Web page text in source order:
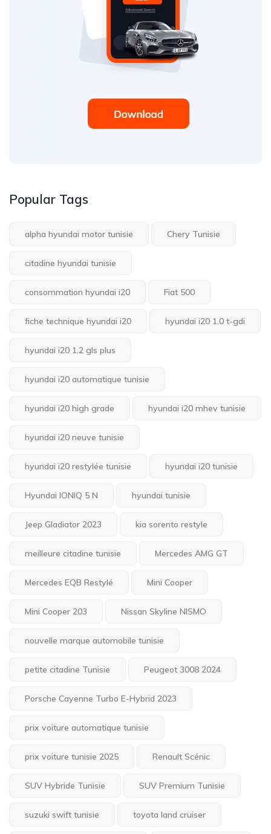
Popular Tags
alpha hyundai motor tunisie Chery Tunisie
citadine hyundai tunisie
consommation hyundai i20 Fiat 500
fiche technique hyundai i20 hyundai i20 1.0 t-gdi
hyundai i20 1.2 gls plus
hyundai i20 automatique tunisie
hyundai i20 high grade hyundai i20 mhev tunisie
hyundai i20 neuve tunisie
hyundai i20 restylée tunisie hyundai i20 tunisie
Hyundai IONIQ 5 N hyundai tunisie
Jeep Gladiator 2023 kia sorento restyle
meilleure citadine tunisie Mercedes AMG GT
Mercedes EQB Restylé Mini Cooper
Mini Cooper 203 Nissan Skyline NISMO
nouvelle marque automobile tunisie
petite citadine Tunisie Peugeot 3008 2024
Porsche Cayenne Turbo E-Hybrid 2023
prix voiture automatique tunisie
prix voiture tunisie 2025 Renault Scénic
SUV Hybride Tunisie SUV Premium Tunisie
suzuki swift tunisie toyota land cruiser